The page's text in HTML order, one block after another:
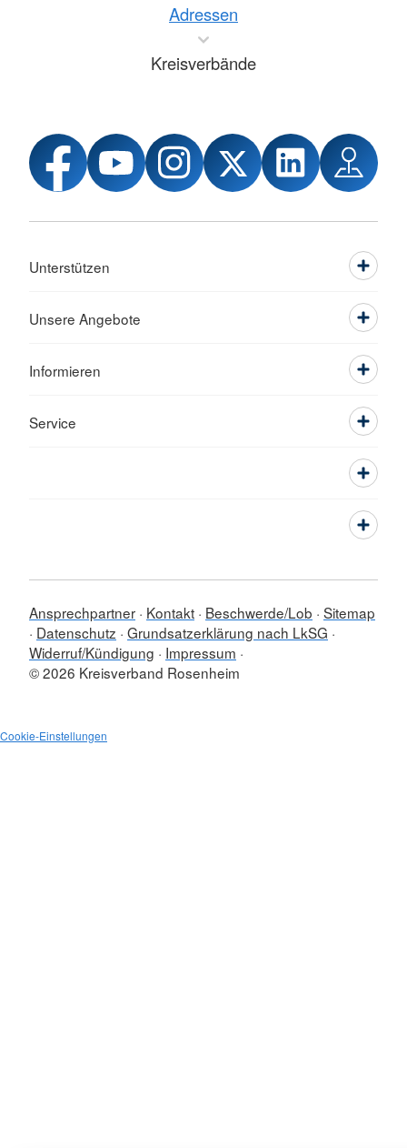
Adressen
Kreisverbände
Unterstützen
Unsere Angebote
Informieren
Service
Ansprechpartner Kontakt Beschwerde/Lob Sitemap
Datenschutz Grundsatzerklärung nach LkSG
Widerruf/Kündigung
Impressum
© 2026 Kreisverband Rosenheim
Cookie-Einstellungen